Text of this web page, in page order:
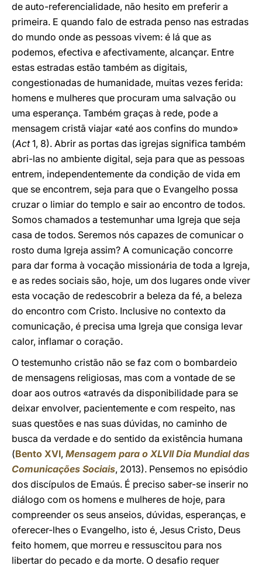
de auto-referencialidade, não hesito em preferir a
primeira. E quando falo de estrada penso nas estradas
do mundo onde as pessoas vivem: é lá que as
podemos, efectiva e afectivamente, alcançar. Entre
estas estradas estão também as digitais,
congestionadas de humanidade, muitas vezes ferida:
homens e mulheres que procuram uma salvação ou
uma esperança. Também graças à rede, pode a
mensagem cristã viajar «até aos confins do mundo»
(Act1, 8). Abrir as portas das igrejas significa também
abri-las no ambiente digital, seja para que as pessoas
entrem, independentemente da condição de vida em
que se encontrem, seja para que o Evangelho possa
cruzar o limiar do templo e sair ao encontro de todos.
Somos chamados a testemunhar uma Igreja que seja
casa de todos. Seremos nós capazes de comunicar o
rosto duma Igreja assim? A comunicação concorre
para dar forma à vocação missionária de toda a Igreja,
e as redes sociais são, hoje, um dos lugares onde viver
esta vocação de redescobrir a beleza da fé, a beleza
do encontro com Cristo. Inclusive no contexto da
comunicação, é precisa uma Igreja que consiga levar
calor, inflamar o coração.
O testemunho cristão não se faz com o bombardeio
de mensagens religiosas, mas com a vontade de se
doar aos outros «através da disponibilidade para se
deixar envolver, pacientemente e com respeito, nas
suas questões e nas suas dúvidas, no caminho de
busca da verdade e do sentido da existência humana
(Bento XVI, Mensagem para o XLVII Dia Mundial das
Comunicações Sociais, 2013). Pensemos no episódio
dos discípulos de Emaús. É preciso saber-se inserir no
diálogo com os homens e mulheres de hoje, para
compreender os seus anseios, dúvidas, esperanças, e
oferecer-lhes o Evangelho, isto é, Jesus Cristo, Deus
feito homem, que morreu e ressuscitou para nos
libertar do pecado e da morte. O desafio requer